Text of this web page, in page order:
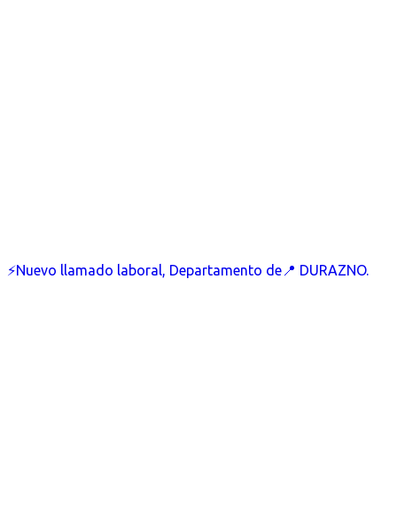
⚡Nuevo llamado laboral, Departamento de📍 DURAZNO.